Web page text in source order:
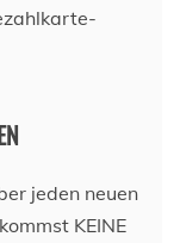
jeden neuen
KEINE